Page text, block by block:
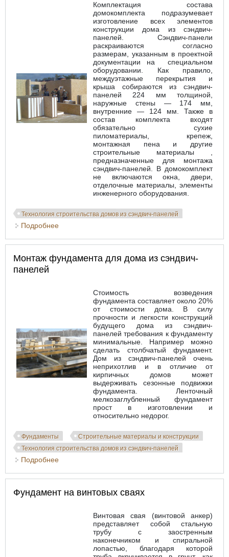
Комплектация состава
домокомплекта подразумевает
изготовление всех элементов
конструкции дома из сэндвич-
панелей. Сэндвич-панели
раскраиваются согласно
размерам, указанным в проектной
документации на специальном
оборудовании. Как правило,
междуэтажные перекрытия и
крыша собираются из сэндвич-
панелей 224 мм толщиной,
наружные стены — 174 мм,
внутренние — 124 мм. Также в
состав комплекта входят
обязательно сухие
пиломатериалы, крепеж,
монтажная пена и другие
строительные материалы ,
предназначенные для монтажа
сэндвич-панелей. В домокомплект
не включаются окна, двери,
отделочные материалы, элементы
инженерного оборудования.
Технология строительства домов из сэндвич-панелей
Подробнее
Монтаж фундамента для дома из сэндвич-
панелей
Стоимость возведения
фундамента составляет около 20%
от стоимости дома. В силу
прочности и легкости конструкций
будущего дома из сэндвич-
панелей требования к фундаменту
минимальные. Например можно
сделать столбчатый фундамент.
Дом из сэндвич-панелей очень
неприхотлив и в отличие от
кирпичных домов может
выдерживать сезонные подвижки
фундамента. Ленточный
мелкозаглубленный фундамент
прост в изготовлении и
относительно недорог.
Фундаменты
Строительные материалы и конструкции
Технология строительства домов из сэндвич-панелей
Подробнее
Фундамент на винтовых сваях
Винтовая свая (винтовой анкер)
представляет собой стальную
трубу с заостренным
наконечником и спиральной
лопастью, благодаря которой